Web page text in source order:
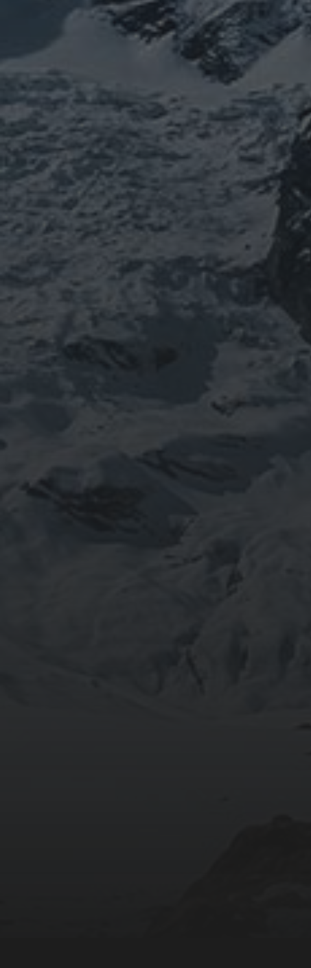
山岳信仰の行者です。山伏でもありま
りました。
「日本人らしさ」を追い求めていたら先
ご祈祷、先祖供養、方位除けなどお困り
鍼灸＆整体の出張施術中もやっておりま
つぶやき
@ulftorio からのツイート
INFOMATION